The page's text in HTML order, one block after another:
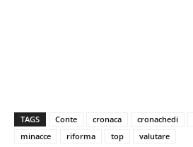
TAGS Conte cronaca cronachedi
minacce
riforma top valutare